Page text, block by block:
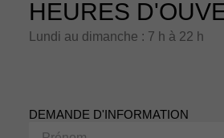
HEURES
Lundi au dimanche : 7 h à 22 h
DEMANDE D'INFORMATION
Prénom